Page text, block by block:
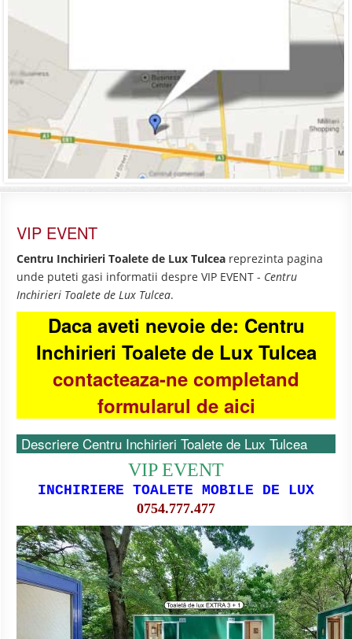
VIP EVENT
Centru Inchirieri Toalete de Lux Tulcea reprezinta pagina
unde puteti gasi informatii despre VIP EVENT - Centru
Inchirieri Toalete de Lux Tulcea.
Daca aveti nevoie de: Centru
Inchirieri Toalete de Lux Tulcea
contacteaza-ne completand
formularul de aici
Descriere Centru Inchirieri Toalete de Lux Tulcea
VIP EVENT
INCHIRIERE TOALETE MOBILE DE LUX
0754.777.477